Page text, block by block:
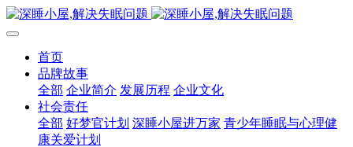
首页
品牌故事
全部 企业简介 发展历程 企业文化
社会责任
全部 好梦官计划 深睡小屋进万家 青少年睡眠与心理健
康关爱计划